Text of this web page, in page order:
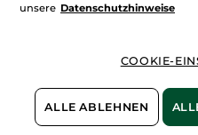
Freie Versandkosten
Preisangaben inkl.
Höhe von 3,99 €.
unsere Datenschutzhinweise
COOKIE-
ALLE ABLEHNEN